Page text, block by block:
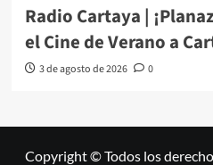
Radio Cartaya |
el Cine de Verano a
3 de agosto de 2026 0
Copyright © Todos los